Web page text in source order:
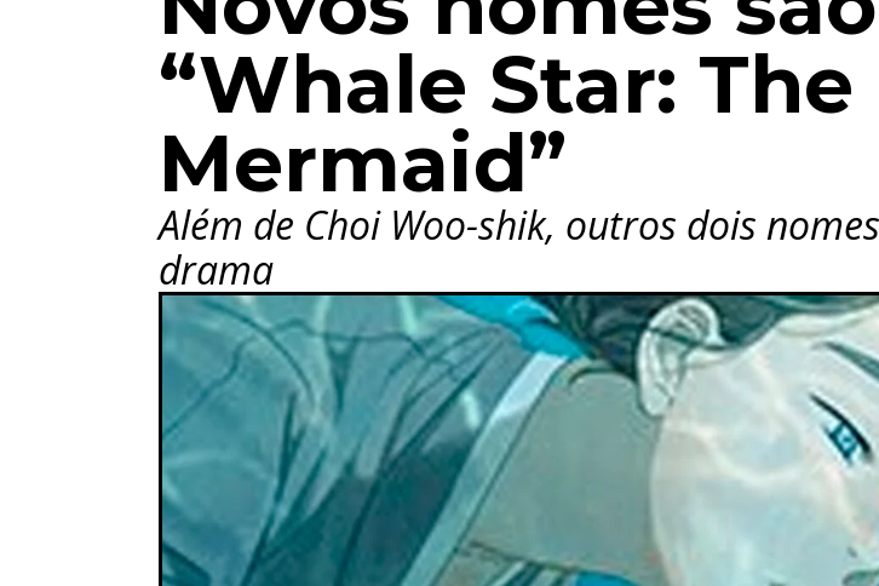
“Whale Star:
Mermaid”
Além de Choi Woo-shik, outros dois
drama